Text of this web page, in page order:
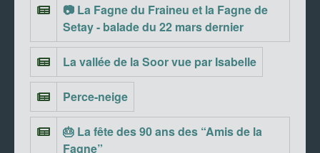
📷 La Fagne du Fraineu et la Fagne de
Setay - balade du 22 mars dernier
La vallée de la Soor vue par Isabelle
Perce-neige
🎂 La fête des 90 ans des “Amis de la
Fagne”